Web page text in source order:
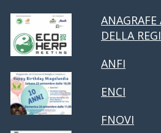
DELLA
ANFI
ENCI
FNOVI